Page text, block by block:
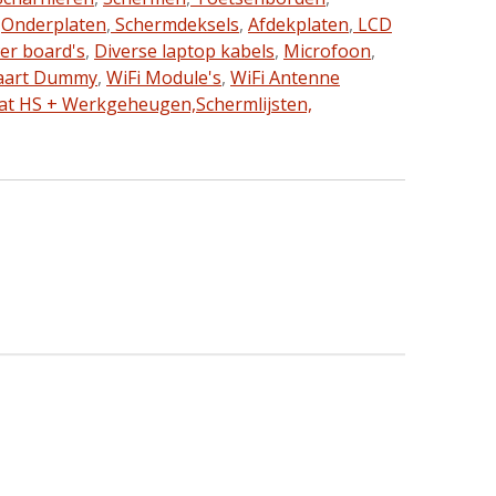
Onderplaten, Schermdeksels, Afdekplaten, LCD
board's, Diverse laptop kabels, Microfoon,
Dummy, WiFi Module's, WiFi Antenne
HS + Werkgeheugen,Schermlijsten,